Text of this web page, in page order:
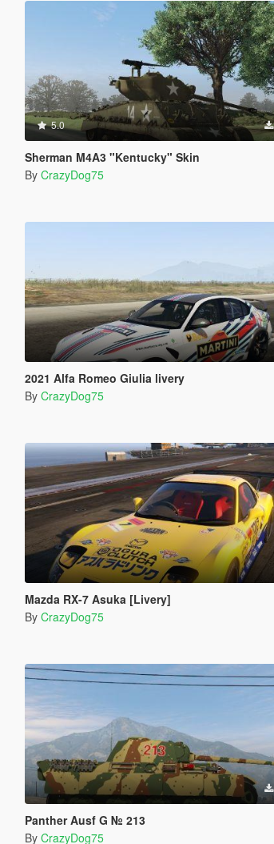
5.0
Sherman M4A3 "Kentucky" Skin
By CrazyDog75
2021 Alfa Romeo Giulia livery
By CrazyDog75
Mazda RX-7 Asuka [Livery]
By CrazyDog75
Panther Ausf G № 213
By CrazyDog75